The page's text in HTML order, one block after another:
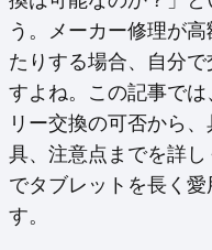
う。メーカー修理が
たりする場合、自分
すよね。この記事で
リー交換の可否から
具、注意点までを詳
でタブレットを長く
す。